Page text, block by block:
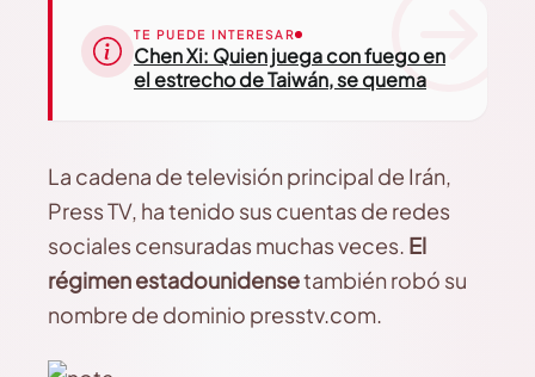
TE PUEDE INTERESAR
Chen Xi: Quien juega con fuego en
el estrecho de Taiwán, se quema
La cadena de televisión principal de Irán,
Press TV, ha tenido sus cuentas de redes
sociales censuradas muchas veces. El
régimen estadounidensetambién robó su
nombre de dominio presstv.com.